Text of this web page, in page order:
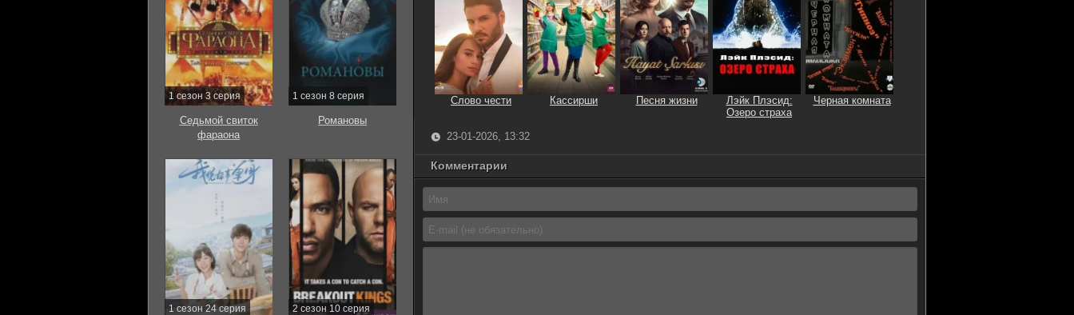
Слово чести Кассирши Песня жизни
Лэйк Плэсид:
Озеро страха
Черная комната
23-01-2026, 13:32
Комментарии
1 сезон 3 серия
Седьмой свиток
фараона
1 сезон 8 серия
Романовы
1 сезон 24 серия 2 сезон 10 серия